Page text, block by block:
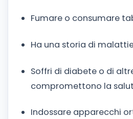
Fumare o consumare
Ha una storia di
Soffri di diabete o di
compromettono la
Indossare apparecchi